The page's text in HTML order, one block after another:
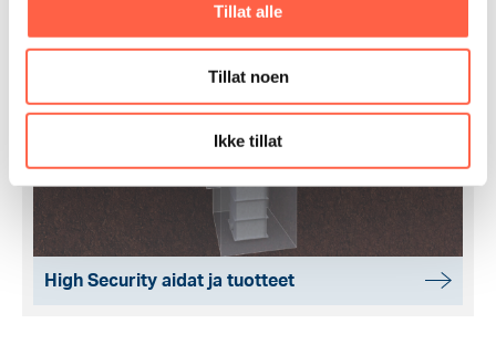
Tillat alle
Tillat noen
Ikke tillat
High Security aidat ja tuotteet